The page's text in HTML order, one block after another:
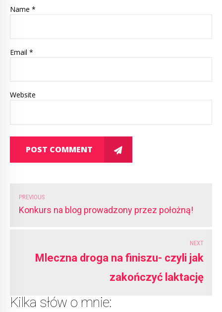
Name *
Email *
Website
POST COMMENT
PREVIOUS
Konkurs na blog prowadzony przez położną!
NEXT
Mleczna droga na finiszu- czyli jak
zakończyć laktację
Kilka słów o mnie: